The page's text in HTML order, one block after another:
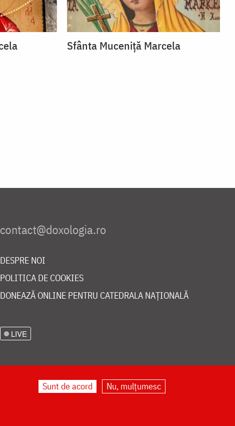
Sfânta Muceniță Marcela
DESPRE NOI
POLITICA DE COOKIES
DONEAZĂ ONLINE PENTRU CATEDRALA NAȚIONALĂ
LIVE
Sunt de acord Nu, mulțumesc